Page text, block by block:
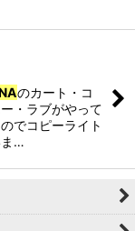
のカート・コ
・ラブがやって
でコピーライト
ま…